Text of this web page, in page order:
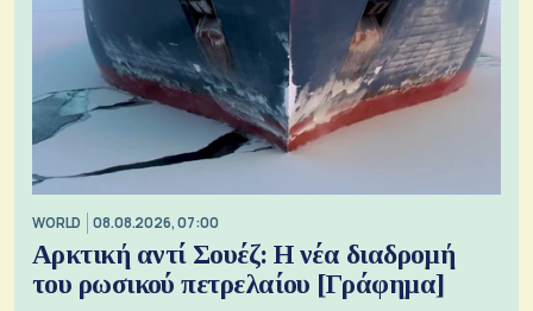
WORLD 08.08.2026, 07:00
Αρκτική αντί Σουέζ: Η νέα διαδρομή
του ρωσικού πετρελαίου [Γράφημα]